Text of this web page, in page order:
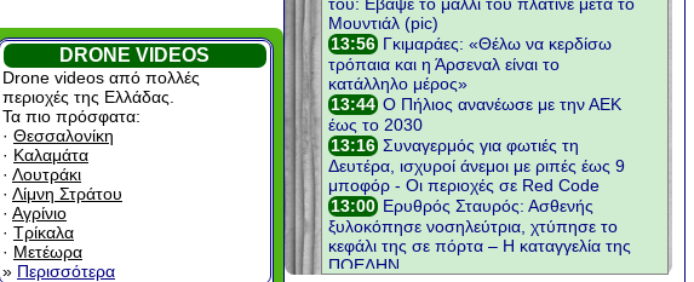
DRONE VIDEOS
Drone videos από πολλές
περιοχές της Ελλάδας.
Τα πιο πρόσφατα:
· Θεσσαλονίκη
· Καλαμάτα
· Λουτράκι
· Λίμνη Στράτου
· Αγρίνιο
· Τρίκαλα
· Μετέωρα
» Περισσότερα